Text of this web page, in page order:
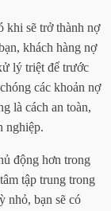
khi sẽ trở thành nợ
khách hàng nợ
lý triệt để trước
các khoản nợ
là cách an toàn,
nghiệp.
động hơn trong
tập trung trong
nhỏ, bạn sẽ có